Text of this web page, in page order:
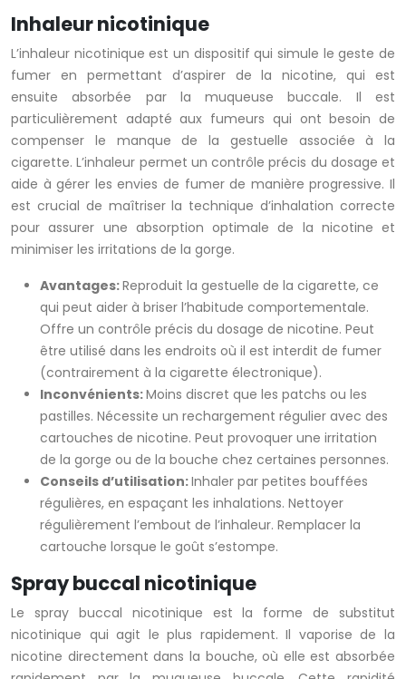
Inhaleur nicotinique
L’inhaleur nicotinique est un dispositif qui simule le geste de
fumer en permettant d’aspirer de la nicotine, qui est
ensuite absorbée par la muqueuse buccale. Il est
particulièrement adapté aux fumeurs qui ont besoin de
compenser le manque de la gestuelle associée à la
cigarette. L’inhaleur permet un contrôle précis du dosage et
aide à gérer les envies de fumer de manière progressive. Il
est crucial de maîtriser la technique d’inhalation correcte
pour assurer une absorption optimale de la nicotine et
minimiser les irritations de la gorge.
Avantages:Reproduit la gestuelle de la cigarette, ce
qui peut aider à briser l’habitude comportementale.
Offre un contrôle précis du dosage de nicotine. Peut
être utilisé dans les endroits où il est interdit de fumer
(contrairement à la cigarette électronique).
Inconvénients:Moins discret que les patchs ou les
pastilles. Nécessite un rechargement régulier avec des
cartouches de nicotine. Peut provoquer une irritation
de la gorge ou de la bouche chez certaines personnes.
Conseils d’utilisation:Inhaler par petites bouffées
régulières, en espaçant les inhalations. Nettoyer
régulièrement l’embout de l’inhaleur. Remplacer la
cartouche lorsque le goût s’estompe.
Spray buccal nicotinique
Le spray buccal nicotinique est la forme de substitut
nicotinique qui agit le plus rapidement. Il vaporise de la
nicotine directement dans la bouche, où elle est absorbée